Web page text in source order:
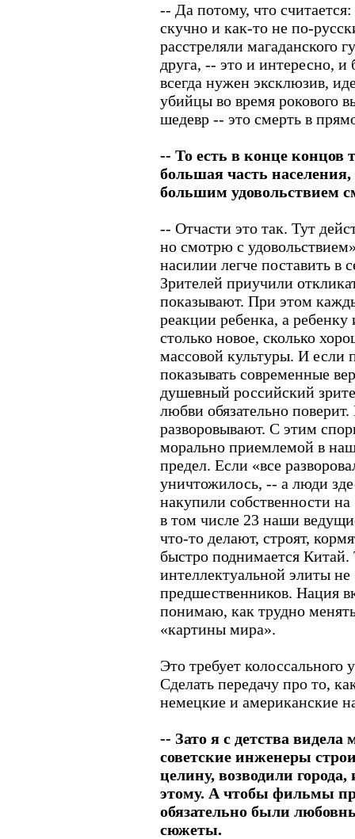
-- Да потому, что
скучно и как-то не по-
расстреляли магаданского
друга, -- это и интересно,
всегда нужен эксклюзив,
убийцы во время рокового
шедевр -- это смерть в
-- То есть в конце
большая часть населения,
большим удовольствием
-- Отчасти это так. Тут
но смотрю с
насилии легче поставить в
Зрителей приучили
показывают. При этом
реакции ребенка, а
столько новое, сколько
массовой культуры. И если
показывать современные
душевный российский
любви обязательно поверит.
разворовывают. С этим
морально приемлемой в
предел. Если «все
уничтожилось, -- а люди
накупили собственности
в том числе 23 наши
что-то делают, строят,
быстро поднимается
интеллектуальной элиты
предшественников. Нация
понимаю, как трудно
«картины мира».
Это требует колоссального
Сделать передачу про то,
немецкие и американские
-- Зато я с детства видела
советские инженеры
целину, возводили
этому. А чтобы фильмы
обязательно были
сюжеты.